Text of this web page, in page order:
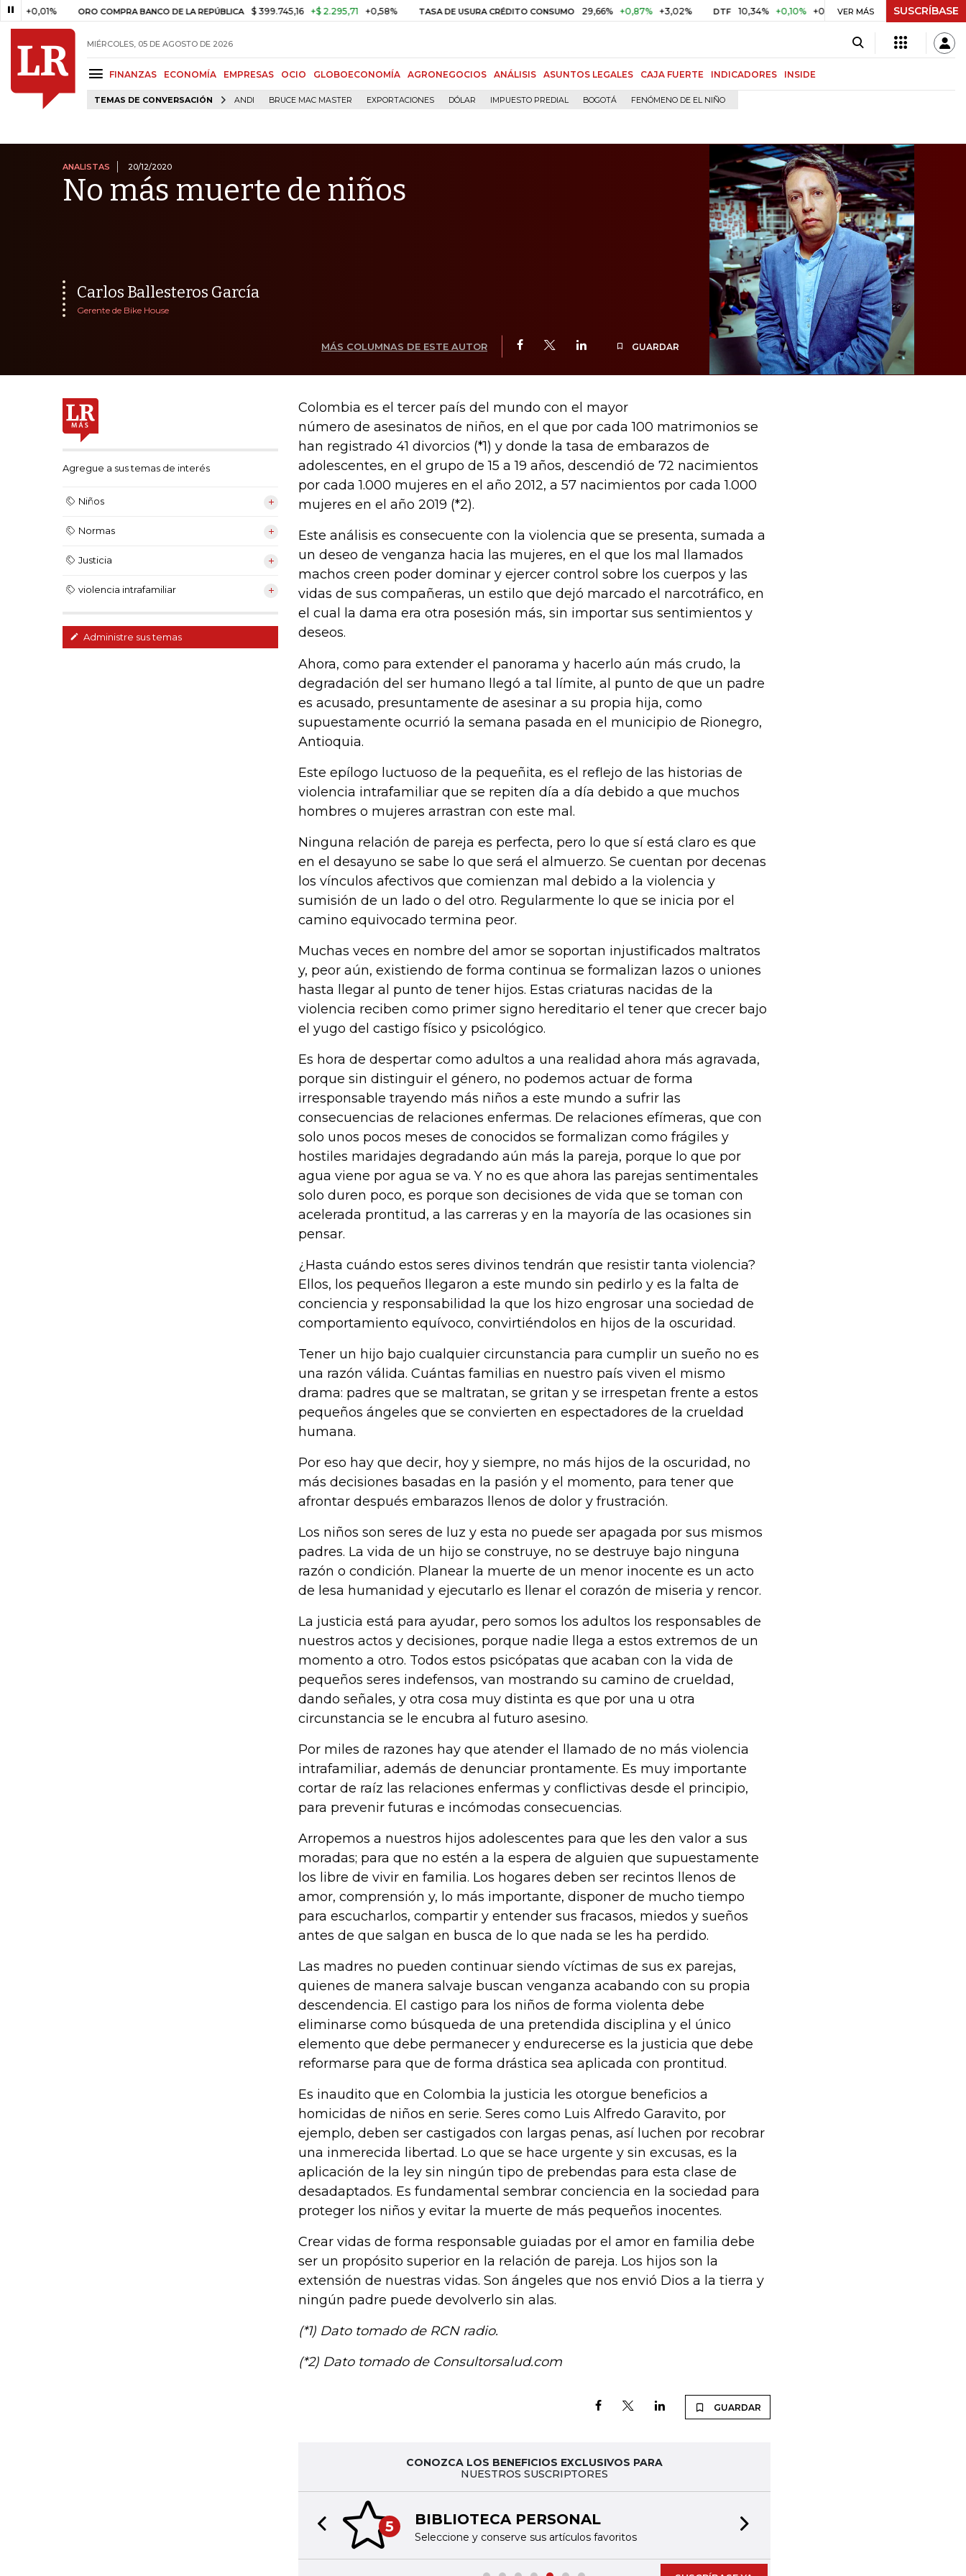
ORO COMPRA BANCO DE LA REPÚBLICA $ 399.745,16 +$ 2.295,71 +0,58% TASA DE USURA CRÉDITO CONSUMO 29,66% +0,87% +3,02% DTF 10,34% +0,10% +0,98% UVR $ 416,81 +$ 0,05 +0,01%
VER MÁS SUSCRÍBASE
MIÉRCOLES, 05 DE AGOSTO DE 2026
FINANZAS ECONOMÍA EMPRESAS OCIO GLOBOECONOMÍA AGRONEGOCIOS ANÁLISIS ASUNTOS LEGALES CAJA FUERTE INDICADORES INSIDE
TEMAS DE CONVERSACIÓN ANDI BRUCE MAC MASTER EXPORTACIONES DÓLAR IMPUESTO PREDIAL BOGOTÁ FENÓMENO DE EL NIÑO
ANALISTAS 20/12/2020
No más muerte de niños
Carlos Ballesteros García
Gerente de Bike House
MÁS COLUMNAS DE ESTE AUTOR GUARDAR
Agregue a sus temas de interés
Niños
Normas
Justicia
violencia intrafamiliar
Administre sus temas
Colombia es el tercer país del mundo con el mayor
número de asesinatos de niños, en el que por cada 100 matrimonios se
han registrado 41 divorcios (*1) y donde la tasa de embarazos de
adolescentes, en el grupo de 15 a 19 años, descendió de 72 nacimientos
por cada 1.000 mujeres en el año 2012, a 57 nacimientos por cada 1.000
mujeres en el año 2019 (*2).
Este análisis es consecuente con la violencia que se presenta, sumada a
un deseo de venganza hacia las mujeres, en el que los mal llamados
machos creen poder dominar y ejercer control sobre los cuerpos y las
vidas de sus compañeras, un estilo que dejó marcado el narcotráfico, en
el cual la dama era otra posesión más, sin importar sus sentimientos y
deseos.
Ahora, como para extender el panorama y hacerlo aún más crudo, la
degradación del ser humano llegó a tal límite, al punto de que un padre
es acusado, presuntamente de asesinar a su propia hija, como
supuestamente ocurrió la semana pasada en el municipio de Rionegro,
Antioquia.
Este epílogo luctuoso de la pequeñita, es el reflejo de las historias de
violencia intrafamiliar que se repiten día a día debido a que muchos
hombres o mujeres arrastran con este mal.
Ninguna relación de pareja es perfecta, pero lo que sí está claro es que
en el desayuno se sabe lo que será el almuerzo. Se cuentan por decenas
los vínculos afectivos que comienzan mal debido a la violencia y
sumisión de un lado o del otro. Regularmente lo que se inicia por el
camino equivocado termina peor.
Muchas veces en nombre del amor se soportan injustificados maltratos
y, peor aún, existiendo de forma continua se formalizan lazos o uniones
hasta llegar al punto de tener hijos. Estas criaturas nacidas de la
violencia reciben como primer signo hereditario el tener que crecer bajo
el yugo del castigo físico y psicológico.
Es hora de despertar como adultos a una realidad ahora más agravada,
porque sin distinguir el género, no podemos actuar de forma
irresponsable trayendo más niños a este mundo a sufrir las
consecuencias de relaciones enfermas. De relaciones efímeras, que con
solo unos pocos meses de conocidos se formalizan como frágiles y
hostiles maridajes degradando aún más la pareja, porque lo que por
agua viene por agua se va. Y no es que ahora las parejas sentimentales
solo duren poco, es porque son decisiones de vida que se toman con
acelerada prontitud, a las carreras y en la mayoría de las ocasiones sin
pensar.
¿Hasta cuándo estos seres divinos tendrán que resistir tanta violencia?
Ellos, los pequeños llegaron a este mundo sin pedirlo y es la falta de
conciencia y responsabilidad la que los hizo engrosar una sociedad de
comportamiento equívoco, convirtiéndolos en hijos de la oscuridad.
Tener un hijo bajo cualquier circunstancia para cumplir un sueño no es
una razón válida. Cuántas familias en nuestro país viven el mismo
drama: padres que se maltratan, se gritan y se irrespetan frente a estos
pequeños ángeles que se convierten en espectadores de la crueldad
humana.
Por eso hay que decir, hoy y siempre, no más hijos de la oscuridad, no
más decisiones basadas en la pasión y el momento, para tener que
afrontar después embarazos llenos de dolor y frustración.
Los niños son seres de luz y esta no puede ser apagada por sus mismos
padres. La vida de un hijo se construye, no se destruye bajo ninguna
razón o condición. Planear la muerte de un menor inocente es un acto
de lesa humanidad y ejecutarlo es llenar el corazón de miseria y rencor.
La justicia está para ayudar, pero somos los adultos los responsables de
nuestros actos y decisiones, porque nadie llega a estos extremos de un
momento a otro. Todos estos psicópatas que acaban con la vida de
pequeños seres indefensos, van mostrando su camino de crueldad,
dando señales, y otra cosa muy distinta es que por una u otra
circunstancia se le encubra al futuro asesino.
Por miles de razones hay que atender el llamado de no más violencia
intrafamiliar, además de denunciar prontamente. Es muy importante
cortar de raíz las relaciones enfermas y conflictivas desde el principio,
para prevenir futuras e incómodas consecuencias.
Arropemos a nuestros hijos adolescentes para que les den valor a sus
moradas; para que no estén a la espera de alguien que supuestamente
los libre de vivir en familia. Los hogares deben ser recintos llenos de
amor, comprensión y, lo más importante, disponer de mucho tiempo
para escucharlos, compartir y entender sus fracasos, miedos y sueños
antes de que salgan en busca de lo que nada se les ha perdido.
Las madres no pueden continuar siendo víctimas de sus ex parejas,
quienes de manera salvaje buscan venganza acabando con su propia
descendencia. El castigo para los niños de forma violenta debe
eliminarse como búsqueda de una pretendida disciplina y el único
elemento que debe permanecer y endurecerse es la justicia que debe
reformarse para que de forma drástica sea aplicada con prontitud.
Es inaudito que en Colombia la justicia les otorgue beneficios a
homicidas de niños en serie. Seres como Luis Alfredo Garavito, por
ejemplo, deben ser castigados con largas penas, así luchen por recobrar
una inmerecida libertad. Lo que se hace urgente y sin excusas, es la
aplicación de la ley sin ningún tipo de prebendas para esta clase de
desadaptados. Es fundamental sembrar conciencia en la sociedad para
proteger los niños y evitar la muerte de más pequeños inocentes.
Crear vidas de forma responsable guiadas por el amor en familia debe
ser un propósito superior en la relación de pareja. Los hijos son la
extensión de nuestras vidas. Son ángeles que nos envió Dios a la tierra y
ningún padre puede devolverlo sin alas.
(*1) Dato tomado de RCN radio.
(*2) Dato tomado de Consultorsalud.com
GUARDAR
CONOZCA LOS BENEFICIOS EXCLUSIVOS PARA
NUESTROS SUSCRIPTORES
5 BIBLIOTECA PERSONAL
Seleccione y conserve sus artículos favoritos
Previous slide